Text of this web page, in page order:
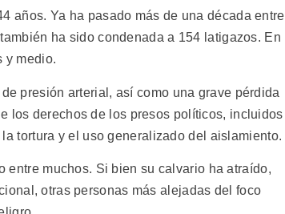
años. Ya ha pasado más de una década entre
ha sido condenada a 154 latigazos. En
y medio.
presión arterial, así como una grave pérdida
los derechos de los presos políticos, incluidos
tortura y el uso generalizado del aislamiento.
entre muchos. Si bien su calvario ha atraído,
otras personas más alejadas del foco